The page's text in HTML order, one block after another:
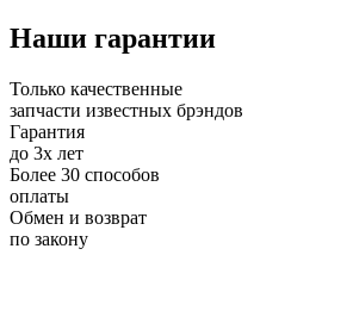
Наши гарантии
Только качественные
запчасти известных брэндов
Гарантия
до 3х лет
Более 30 способов
оплаты
Обмен и возврат
по закону